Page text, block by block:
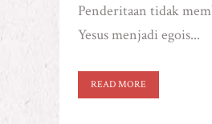
Penderitaan tidak
Yesus menjadi egois...
READ MORE